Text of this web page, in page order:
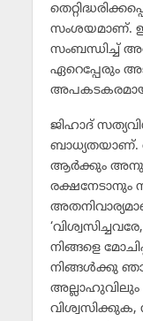
സംശയമാണ്.
സംബന്ധിച്ച്
ഏറെപ്പേരും
ജിഹാദ്
ബാധ്യതയാണ്.
ആര്‍ക്കും
രക്ഷനേടാനും
നിങ്ങളെ
നിങ്ങള്‍ക്കു
വിശ്വസിക്കുക,